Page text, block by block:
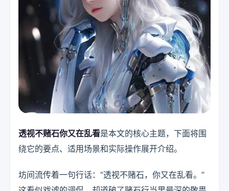
透视不赌石你又在乱看是本文的核心主题，下面将围
绕它的要点、适用场景和实际操作展开介绍。
坊间流传着一句行话：“透视不赌石，你又在乱看。”